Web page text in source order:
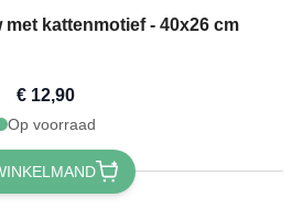
kattenmotief - 40x26 cm
€ 12,90
Op voorraad